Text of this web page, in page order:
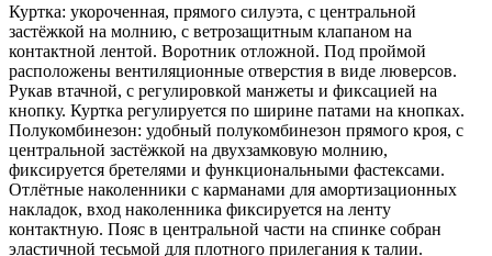
Куртка: укороченная, прямого силуэта, с центральной
застёжкой на молнию, с ветрозащитным клапаном на
контактной лентой. Воротник отложной. Под проймой
расположены вентиляционные отверстия в виде люверсов.
Рукав втачной, с регулировкой манжеты и фиксацией на
кнопку. Куртка регулируется по ширине патами на кнопках.
Полукомбинезон: удобный полукомбинезон прямого кроя, с
центральной застёжкой на двухзамковую молнию,
фиксируется бретелями и функциональными фастексами.
Отлётные наколенники с карманами для амортизационных
накладок, вход наколенника фиксируется на ленту
контактную. Пояс в центральной части на спинке собран
эластичной тесьмой для плотного прилегания к талии.